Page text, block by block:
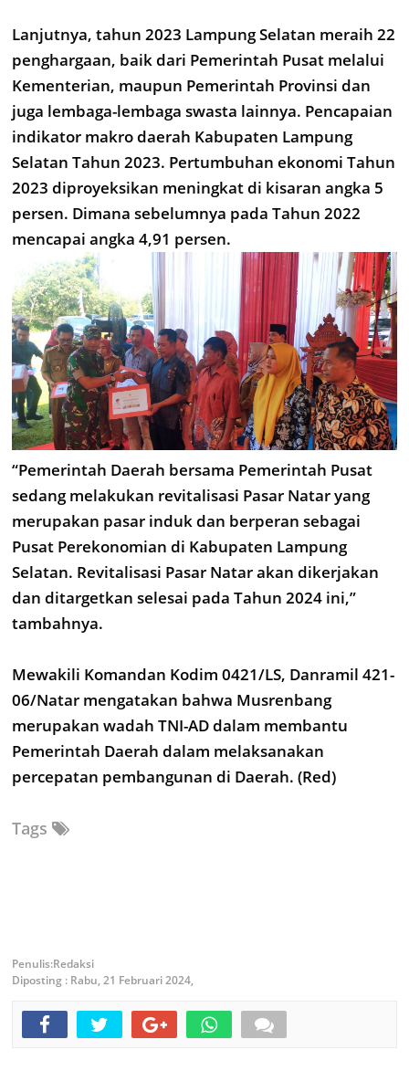
Lanjutnya, tahun 2023 Lampung Selatan meraih 22
penghargaan, baik dari Pemerintah Pusat melalui
Kementerian, maupun Pemerintah Provinsi dan
juga lembaga-lembaga swasta lainnya. Pencapaian
indikator makro daerah Kabupaten Lampung
Selatan Tahun 2023. Pertumbuhan ekonomi Tahun
2023 diproyeksikan meningkat di kisaran angka 5
persen. Dimana sebelumnya pada Tahun 2022
mencapai angka 4,91 persen.
“Pemerintah Daerah bersama Pemerintah Pusat
sedang melakukan revitalisasi Pasar Natar yang
merupakan pasar induk dan berperan sebagai
Pusat Perekonomian di Kabupaten Lampung
Selatan. Revitalisasi Pasar Natar akan dikerjakan
dan ditargetkan selesai pada Tahun 2024 ini,”
tambahnya.
Mewakili Komandan Kodim 0421/LS, Danramil 421-
06/Natar mengatakan bahwa Musrenbang
merupakan wadah TNI-AD dalam membantu
Pemerintah Daerah dalam melaksanakan
percepatan pembangunan di Daerah. (Red)
Tags
Redaksi
Diposting : Rabu, 21 Februari 2024,